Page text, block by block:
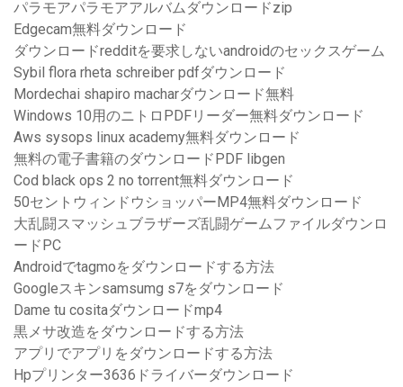
パラモアパラモアアルバムダウンロードzip
Edgecam無料ダウンロード
ダウンロードredditを要求しないandroidのセックスゲーム
Sybil flora rheta schreiber pdfダウンロード
Mordechai shapiro macharダウンロード無料
Windows 10用のニトロPDFリーダー無料ダウンロード
Aws sysops linux academy無料ダウンロード
無料の電子書籍のダウンロードPDF libgen
Cod black ops 2 no torrent無料ダウンロード
50セントウィンドウショッパーMP4無料ダウンロード
大乱闘スマッシュブラザーズ乱闘ゲームファイルダウンロ
ードPC
Androidでtagmoをダウンロードする方法
Googleスキンsamsumg s7をダウンロード
Dame tu cositaダウンロードmp4
黒メサ改造をダウンロードする方法
アプリでアプリをダウンロードする方法
Hpプリンター3636ドライバーダウンロード